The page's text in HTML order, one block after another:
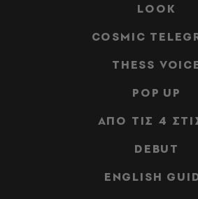
LOOK
COSMIC
THESS
POP UP
ΑΠΟ ΤΙΣ 4
DEBUT
ENGLISH